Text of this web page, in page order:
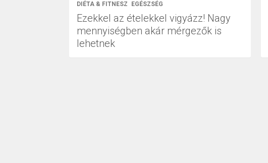
DIÉTA & FITNESZ EGÉSZSÉG
Ezekkel az ételekkel vigyázz! Nagy
mennyiségben akár mérgezők is
lehetnek